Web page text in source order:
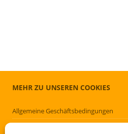
MEHR ZU UNSEREN COOKIES
Allgemeine Geschäftsbedingungen